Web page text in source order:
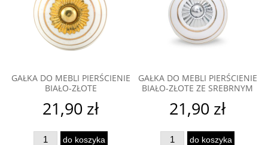
GAŁKA DO MEBLI PIERŚCIENIE
BIAŁO-ZŁOTE
21,90 zł
do koszyka
GAŁKA DO MEBLI PIERŚCIENIE
BIAŁO-ZŁOTE ZE SREBRNYM
21,90 zł
do koszyka